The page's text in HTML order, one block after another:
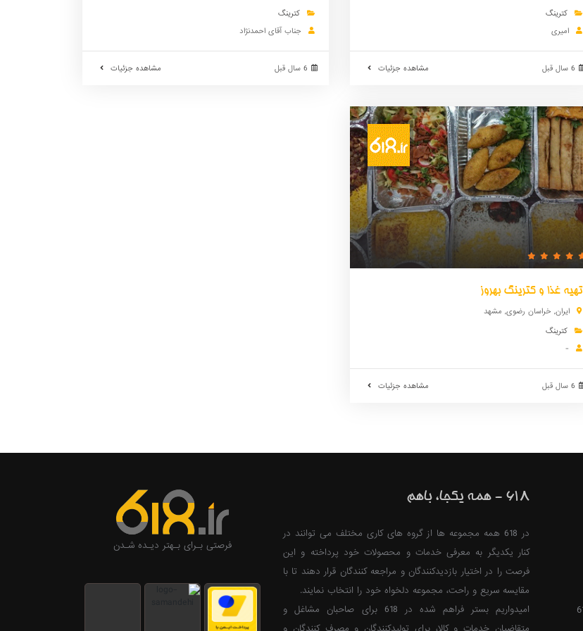
کترینگ
امیری
مشاهده جزئیات 6 سال قبل
کترینگ
جناب آقای احمدنژاد
مشاهده جزئیات 6 سال قبل
تهیه غذا و کترینگ بهروز
ایران, خراسان رضوی, مشهد
کترینگ
-
مشاهده جزئیات 6 سال قبل
618 - همه یکجا، باهم
در 618 همه مجموعه ها از گروه های کاری مختلف می توانند در
کنار یکدیگر به معرفی خدمات و محصولات خود پرداخته و این
فرصت را در اختیار بازدیدکنندگان و مراجعه کنندگان قرار دهند تا با
مقایسه سریع و راحت، مجموعه دلخواه خود را انتخاب نمایند.
امیدواریم بستر فراهم شده در 618 برای صاحبان مشاغل و
فرصتی بـرای بـهتر دیـده شـدن